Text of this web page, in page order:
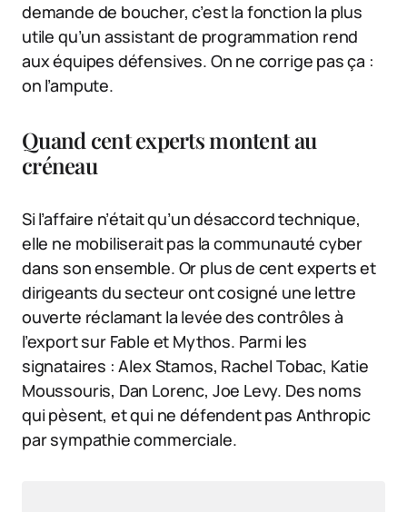
demande de boucher, c’est la fonction la plus
utile qu’un assistant de programmation rend
aux équipes défensives. On ne corrige pas ça :
on l’ampute.
Quand cent experts montent au
créneau
Si l’affaire n’était qu’un désaccord technique,
elle ne mobiliserait pas la communauté cyber
dans son ensemble. Or plus de cent experts et
dirigeants du secteur ont cosigné une lettre
ouverte réclamant la levée des contrôles à
l’export sur Fable et Mythos. Parmi les
signataires : Alex Stamos, Rachel Tobac, Katie
Moussouris, Dan Lorenc, Joe Levy. Des noms
qui pèsent, et qui ne défendent pas Anthropic
par sympathie commerciale.